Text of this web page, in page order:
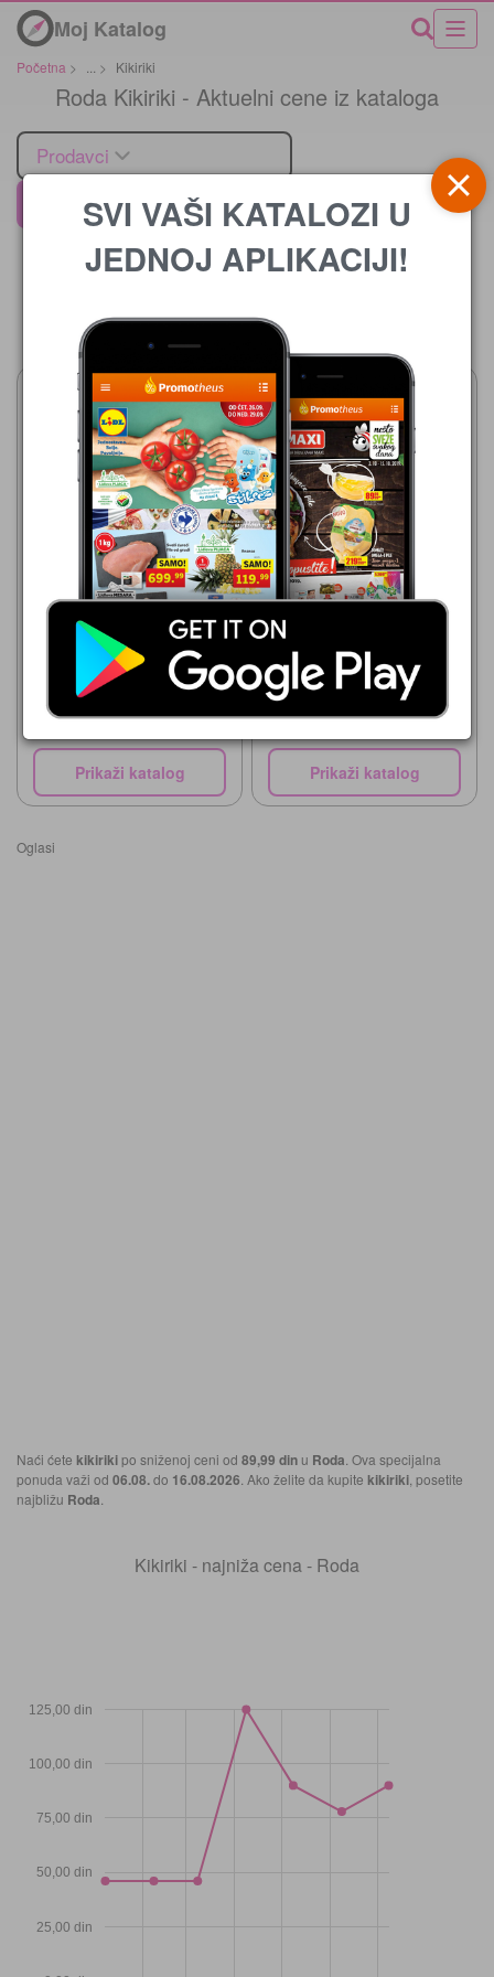
Moj Katalog
Početna > > Kikiriki
Roda Kikiriki - Aktuelni cene iz kataloga
Prodavci
Cena
06.08.-16.08.2026
89,99 din
GUD KIKIRIKI
Prikaži katalog
Roda
06.08.-16.08.2026
179,99 din
KIKIRIKI
Prikaži katalog
Oglasi
Naći ćete kikirikipo sniženoj ceni od 89,99 din u Roda . Ova specijalna
ponuda važi od 06.08.do 16.08.2026 . Ako želite da kupite kikiriki , posetite
najbližu Roda
Kikiriki - najniža cena - Roda
25,00 din
50,00 din
75,00 din
100,00 din
125,00 din
SVI VAŠI KATALOZI U
JEDNOJ APLIKACIJI!